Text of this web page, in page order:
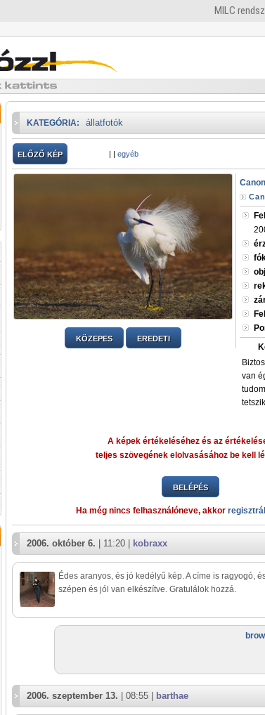
MILC
KATEGÓRIA: állatfotók
ELŐZŐ KÉP | | egyéb
KÖZEPES EREDETI
van
A képek értékeléséhez és az
teljes szövegének elolvasásához be kell
BELÉPÉS
Ha még nincs felhasználóneve, akkor
2006. október 6. | 11:20 | kobraxx
Édes aranyos, és jó kedélyű kép. A címe is ragyogó,
szépen és jól van elkészítve. Gratulálok hozzá.
2006. szeptember 13. | 08:55 | barthae